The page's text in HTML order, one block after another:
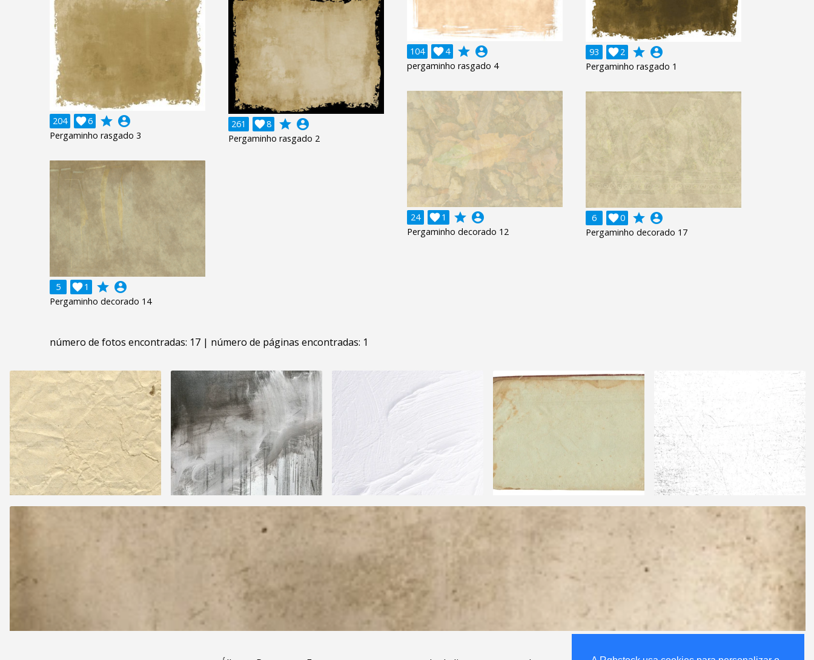
104 4
 grade account_circle
pergaminho rasgado 4
93 2
 grade account_circle
Pergaminho rasgado 1
204 6
 grade account_circle
Pergaminho rasgado 3
261 8
 grade account_circle
Pergaminho rasgado 2
24 1
 grade account_circle
Pergaminho decorado 12
6 0
 grade account_circle
Pergaminho decorado 17
5 1
 grade account_circle
Pergaminho decorado 14
número de fotos encontradas: 17 | número de páginas encontradas: 1